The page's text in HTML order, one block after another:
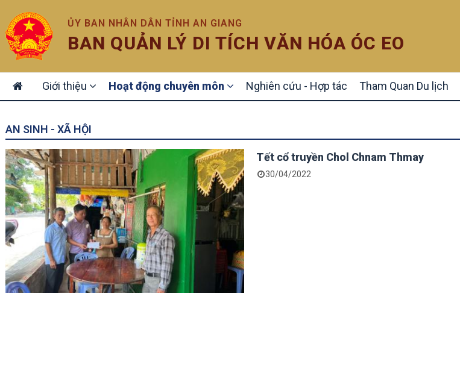
ỦY BAN NHÂN DÂN TỈNH AN GIANG
BAN QUẢN LÝ DI TÍCH VĂN HÓA ÓC EO
NAVIGATION
Giới thiệu Hoạt động chuyên môn Nghiên cứu - Hợp tác Tham Quan Du lịch
AN SINH - XÃ HỘI
Tết cổ truyền Chol Chnam Thmay
30/04/2022